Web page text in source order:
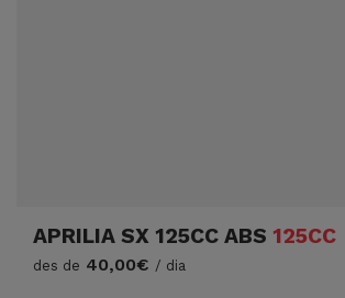
APRILIA SX 125CC ABS 125CC
des de 40,00€ / dia